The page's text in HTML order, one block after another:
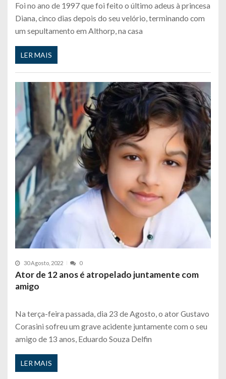
Foi no ano de 1997 que foi feito o último adeus à princesa
Diana, cinco dias depois do seu velório, terminando com
um sepultamento em Althorp, na casa
LER MAIS
30 Agosto, 2022 0
Ator de 12 anos é atropelado juntamente com
amigo
Na terça-feira passada, dia 23 de Agosto, o ator Gustavo
Corasini sofreu um grave acidente juntamente com o seu
amigo de 13 anos, Eduardo Souza Delfin
LER MAIS